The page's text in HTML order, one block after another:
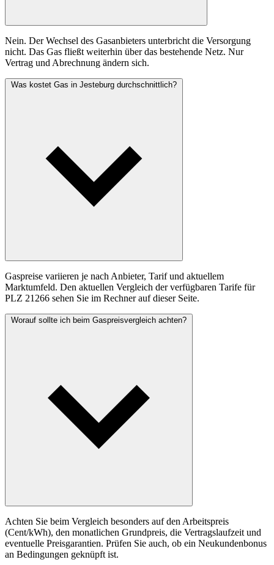
Nein. Der Wechsel des Gasanbieters unterbricht die Versorgung
nicht. Das Gas fließt weiterhin über das bestehende Netz. Nur
Vertrag und Abrechnung ändern sich.
Was kostet Gas in Jesteburg durchschnittlich?
Gaspreise variieren je nach Anbieter, Tarif und aktuellem
Marktumfeld. Den aktuellen Vergleich der verfügbaren Tarife für
PLZ 21266 sehen Sie im Rechner auf dieser Seite.
Worauf sollte ich beim Gaspreisvergleich achten?
Achten Sie beim Vergleich besonders auf den Arbeitspreis
(Cent/kWh), den monatlichen Grundpreis, die Vertragslaufzeit und
eventuelle Preisgarantien. Prüfen Sie auch, ob ein Neukundenbonus
an Bedingungen geknüpft ist.